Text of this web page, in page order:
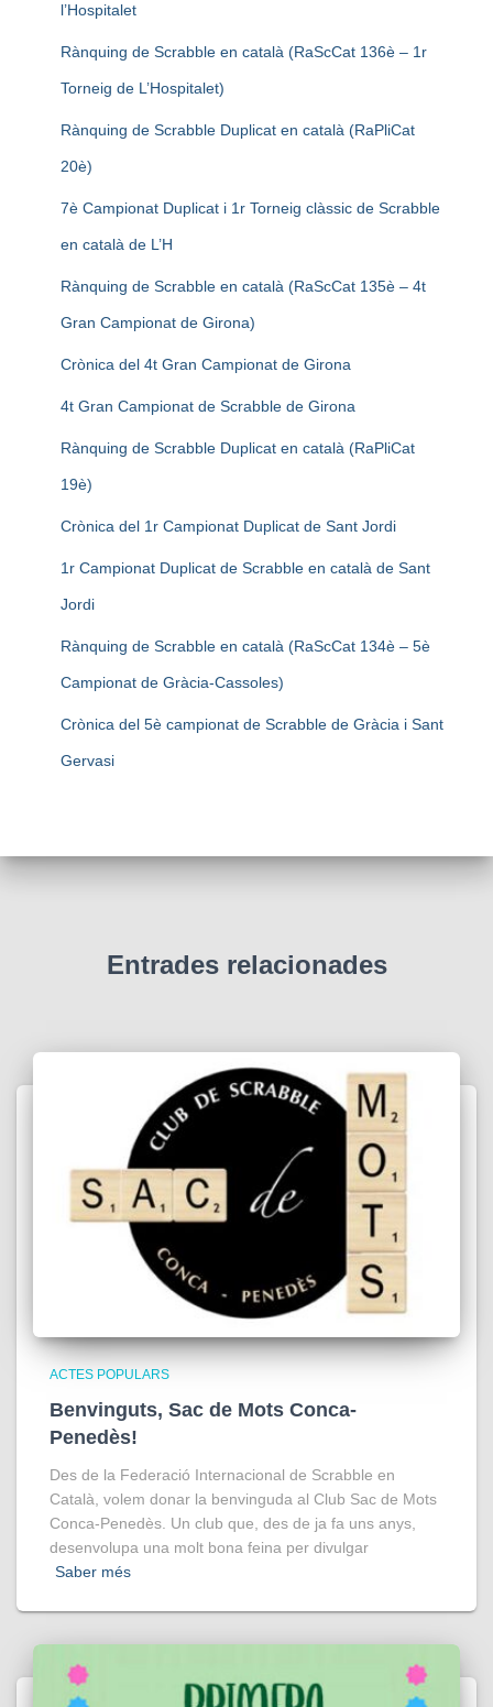
l’Hospitalet
Rànquing de Scrabble en català (RaScCat 136è – 1r
Torneig de L’Hospitalet)
Rànquing de Scrabble Duplicat en català (RaPliCat
20è)
7è Campionat Duplicat i 1r Torneig clàssic de Scrabble
en català de L’H
Rànquing de Scrabble en català (RaScCat 135è – 4t
Gran Campionat de Girona)
Crònica del 4t Gran Campionat de Girona
4t Gran Campionat de Scrabble de Girona
Rànquing de Scrabble Duplicat en català (RaPliCat
19è)
Crònica del 1r Campionat Duplicat de Sant Jordi
1r Campionat Duplicat de Scrabble en català de Sant
Jordi
Rànquing de Scrabble en català (RaScCat 134è – 5è
Campionat de Gràcia-Cassoles)
Crònica del 5è campionat de Scrabble de Gràcia i Sant
Gervasi
Entrades relacionades
ACTES POPULARS
Benvinguts, Sac de Mots Conca-
Penedès!
Des de la Federació Internacional de Scrabble en
Català, volem donar la benvinguda al Club Sac de Mots
Conca-Penedès. Un club que, des de ja fa uns anys,
desenvolupa una molt bona feina per divulgar
Saber més